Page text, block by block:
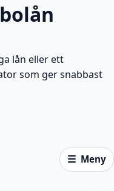
Meny
lån eller ett
som ger snabbast